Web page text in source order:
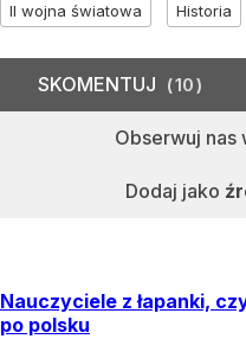
II wojna światowa Historia
Obserwuj nas
Dodaj jako
SKOMENTUJ 10
Nauczyciele z łapanki,
po polsku